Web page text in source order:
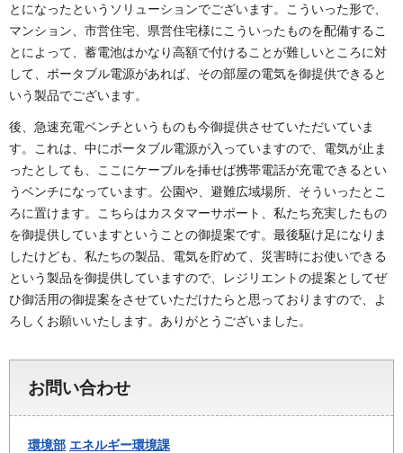
とになったというソリューションでございます。こういった形で、
マンション、市営住宅、県営住宅様にこういったものを配備するこ
とによって、蓄電池はかなり高額で付けることが難しいところに対
して、ポータブル電源があれば、その部屋の電気を御提供できると
いう製品でございます。
後、急速充電ベンチというものも今御提供させていただいていま
す。これは、中にポータブル電源が入っていますので、電気が止ま
ったとしても、ここにケーブルを挿せば携帯電話が充電できるとい
うベンチになっています。公園や、避難広域場所、そういったとこ
ろに置けます。こちらはカスタマーサポート、私たち充実したもの
を御提供していますということの御提案です。最後駆け足になりま
したけども、私たちの製品、電気を貯めて、災害時にお使いできる
という製品を御提供していますので、レジリエントの提案としてぜ
ひ御活用の御提案をさせていただけたらと思っておりますので、よ
ろしくお願いいたします。ありがとうございました。
お問い合わせ
環境部 エネルギー環境課